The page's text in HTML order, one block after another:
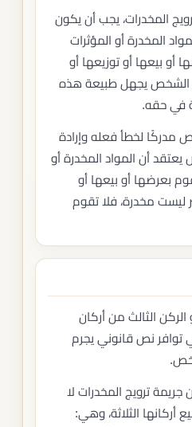
المخدرات، يجب أن يكون
المخدرة أو المؤثرات
أو بيعها أو توزيعها أو
الشخص يجهل طبيعة هذه
في حقه.
مدركًا لخطأ فعله وإرادة
يعتقد أن المواد المخدرة أو
بعرضها أو بيعها أو
ليست مخدرة، فلا تقوم
الثالث من أركان
توافر نص قانوني يجرم
جريمة ترويج المخدرات لا
أركانها الثلاثة، وهي: